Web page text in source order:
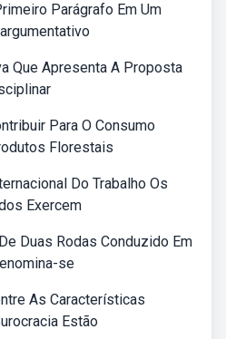
Parágrafo Em Um
Que Apresenta A Proposta
Para O Consumo
Florestais
Do Trabalho Os
Exercem
Duas Rodas Conduzido Em
se
As Características
Estão